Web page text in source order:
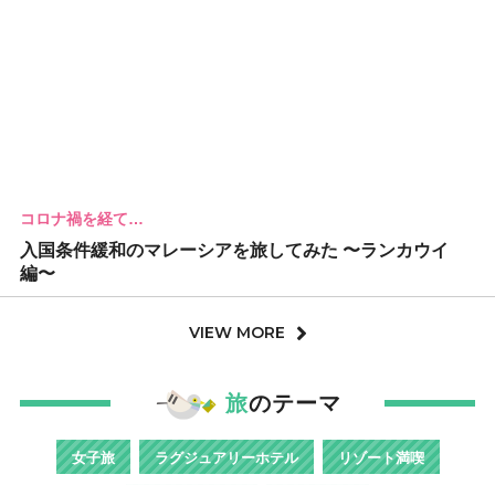
コロナ禍を経て…
入国条件緩和のマレーシアを旅してみた 〜ランカウイ
編〜
VIEW MORE
旅のテーマ
女子旅 ラグジュアリーホテル リゾート満喫